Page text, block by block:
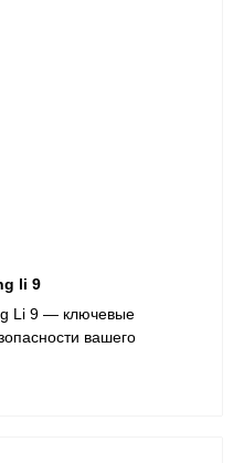
li 9
Li 9 — ключевые
вашего